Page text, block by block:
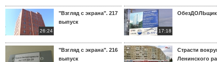
26:24
"Взгляд с экрана". 217
выпуск
"Взгляд с экрана". 216
выпуск
17:18
Страсти
Ленинского